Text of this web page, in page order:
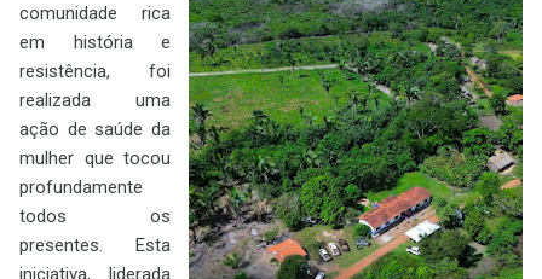
comunidade rica
em história e
resistência, foi
realizada uma
ação de saúde da
mulher que tocou
profundamente
todos os
presentes. Esta
iniciativa, liderada